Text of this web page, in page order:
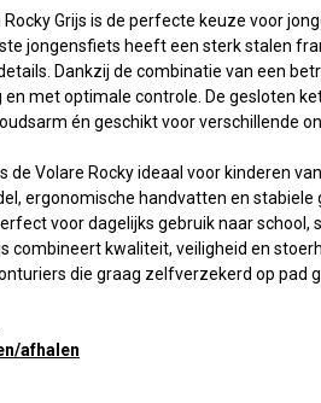
Grijs is de perfecte keuze voor
jongensfiets heeft een sterk stalen
Dankzij de combinatie van een
en met optimale controle. De gesloten
én geschikt voor verschillende
de Volare Rocky ideaal voor kinderen
ergonomische handvatten en stabiele
voor dagelijks gebruik naar school,
combineert kwaliteit, veiligheid en
die graag zelfverzekerd op pad
afhalen